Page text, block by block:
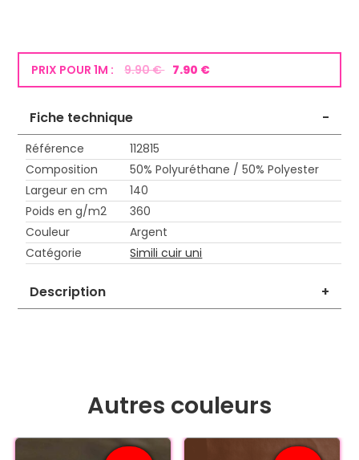
PRIX POUR 1M : 9.90 € 7.90 €
Fiche technique -
Référence
112815
Composition
50% Polyuréthane / 50% Polyester
Largeur en cm
140
Poids en g/m2
360
Couleur
Argent
Catégorie
Simili cuir uni
Description +
Autres couleurs